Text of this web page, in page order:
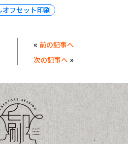
フセット印刷
« 前の記事へ
次の記事へ »